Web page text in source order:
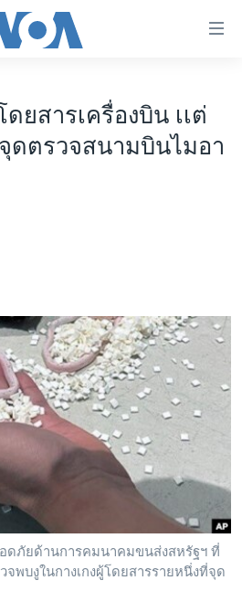
ดยสารเครื่องบิน เเต่
ดตรวจสนามบินไมอา
ดภัยด้านการคมนาคมขนส่งสหรัฐฯ ที่
จพบงูในกางเกงผู้โดยสารรายหนึ่งที่จุด